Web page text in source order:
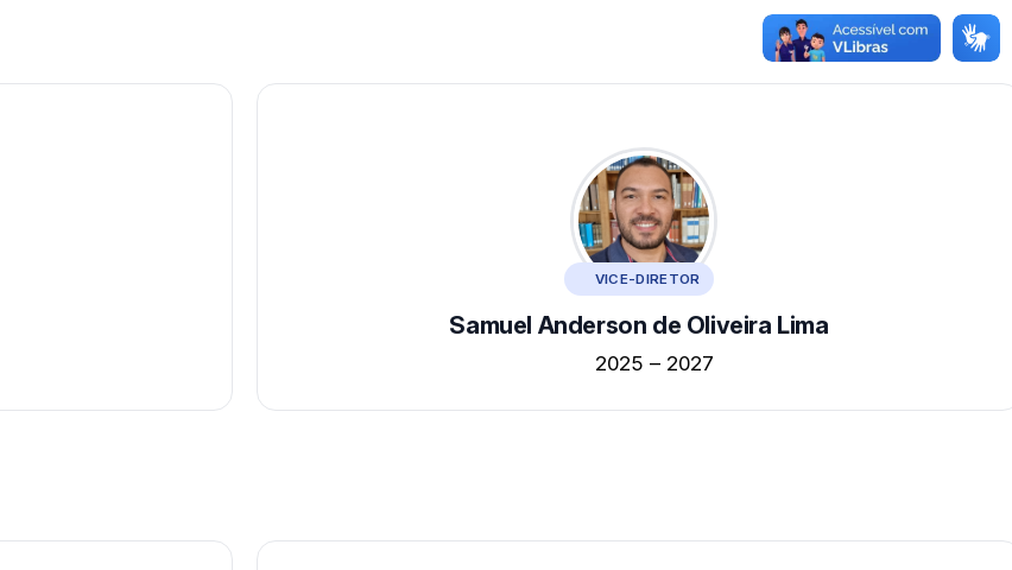
VICE-DIRETOR
Samuel Anderson de Oliveira Lima
2025 – 2027